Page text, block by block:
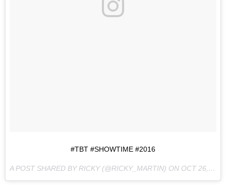
#TBT #SHOWTIME #2016
A POST SHARED BY RICKY (@RICKY_MARTIN) ON OCT 26, 2017 AT 2:37AM PDT